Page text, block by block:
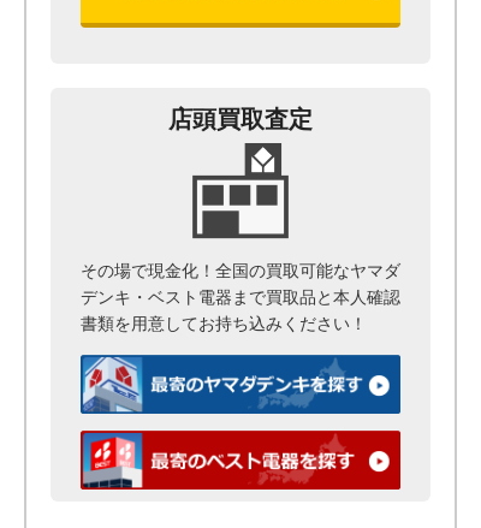
店頭買取査定
その場で現金化！全国の買取可能なヤマダ
デンキ・ベスト電器まで買取品と本人確認
書類を用意してお持ち込みください！